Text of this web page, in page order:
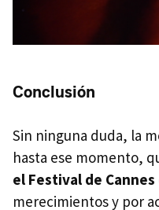
Conclusión
Sin ninguna duda, la
hasta ese momento,
el Festival de Cannes
merecimientos y por